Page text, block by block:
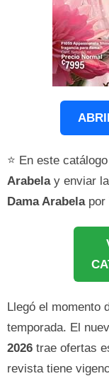
⭐ En este catálogo
Arabelay enviar
Dama Arabelapor
Llegó el momento
temporada. El
2026 trae ofertas
revista tiene